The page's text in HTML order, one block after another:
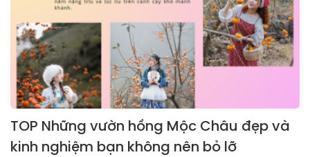
TOP Những vườn hồng Mộc Châu đẹp và
kinh nghiệm bạn không nên bỏ lỡ